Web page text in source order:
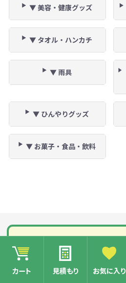
カート 見積もり お気に入り
▼ 美容・健康グッズ
▼ タオル・ハンカチ
▼ 雨具
▼ ひんやりグッズ
▼ お菓子・食品・飲料